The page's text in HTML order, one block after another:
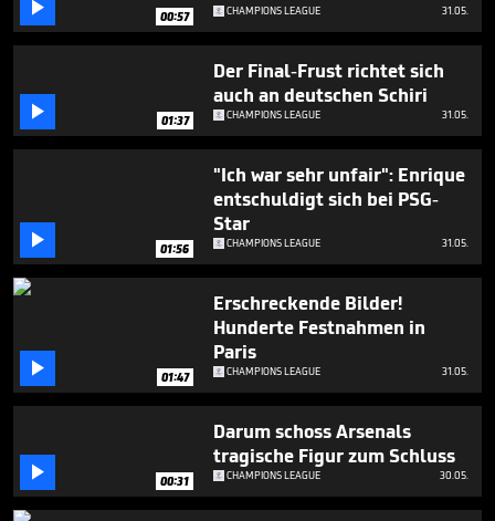
 00:57 CHAMPIONS LEAGUE 31.05.
 01:37
Der Final-Frust richtet sich
auch an deutschen Schiri
CHAMPIONS LEAGUE 31.05.
 01:56
"Ich war sehr unfair": Enrique
entschuldigt sich bei PSG-
Star
CHAMPIONS LEAGUE 31.05.
 01:47
Erschreckende Bilder!
Hunderte Festnahmen in
Paris
CHAMPIONS LEAGUE 31.05.
 00:31
Darum schoss Arsenals
tragische Figur zum Schluss
CHAMPIONS LEAGUE 30.05.